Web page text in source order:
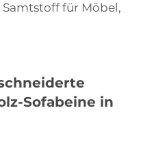
Samtstoff für Möbel,
Sofabeine in